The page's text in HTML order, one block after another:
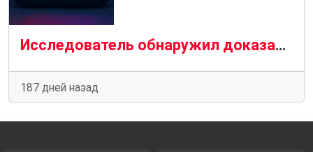
Исследователь обнаружил доказательства утечки фотографий из личных профилей в Instagram
187 дней назад